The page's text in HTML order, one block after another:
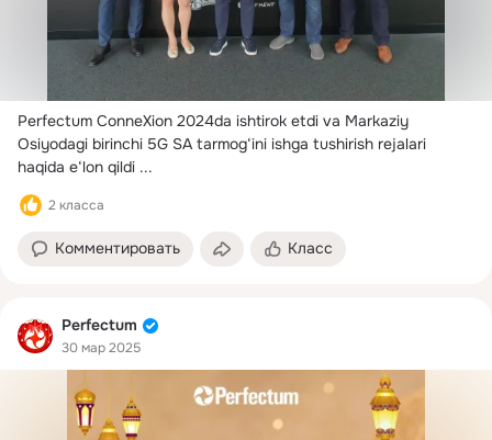
Perfectum ConneXion 2024da ishtirok etdi va Markaziy
Osiyodagi birinchi 5G SA tarmog‘ini ishga tushirish rejalari
haqida e‘lon qildi ...
2 класса
Комментировать Класс
Perfectum
30 мар 2025